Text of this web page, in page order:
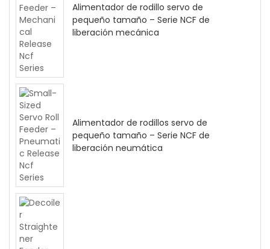
Alimentador de rodillo servo de
pequeño tamaño – Serie NCF de
liberación mecánica
Alimentador de rodillos servo de
pequeño tamaño – Serie NCF de
liberación neumática